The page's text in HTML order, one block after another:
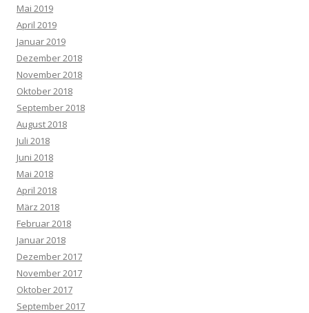
Mai 2019
April 2019
Januar 2019
Dezember 2018
November 2018
Oktober 2018
September 2018
August 2018
Juli 2018
Juni 2018
Mai 2018
April 2018
März 2018
Februar 2018
Januar 2018
Dezember 2017
November 2017
Oktober 2017
September 2017